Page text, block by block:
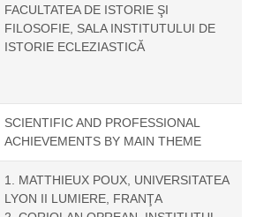
FACULTATEA DE ISTORIE ŞI
FILOSOFIE, SALA INSTITUTULUI DE
ISTORIE ECLEZIASTICĂ
SCIENTIFIC AND PROFESSIONAL
ACHIEVEMENTS BY MAIN THEME
1. MATTHIEUX POUX, UNIVERSITATEA
LYON II LUMIERE, FRANŢA